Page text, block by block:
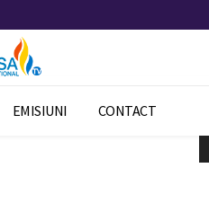
EMISIUNI CONTACT